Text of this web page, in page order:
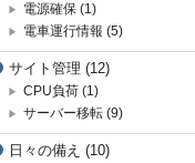
電源確保 (1)
電車運行情報 (5)
サイト管理 (12)
CPU負荷 (1)
サーバー移転 (9)
日々の備え (10)